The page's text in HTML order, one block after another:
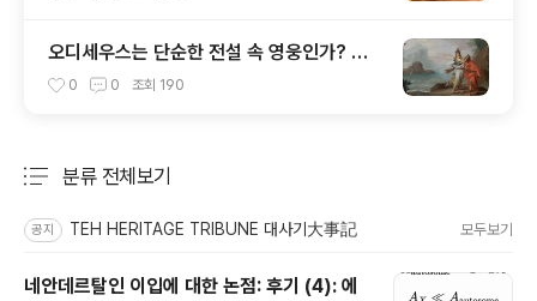
오디세우스는 단순한 전설 속 영웅인가? 아
니면 실존 인물인가?
0 0 조회 190
분류 전체보기
공지 TEH HERITAGE TRIBUNE 대사기大事記 모두보기
네안데르탈인 이입에 대한 논점: 후기 (4): 에